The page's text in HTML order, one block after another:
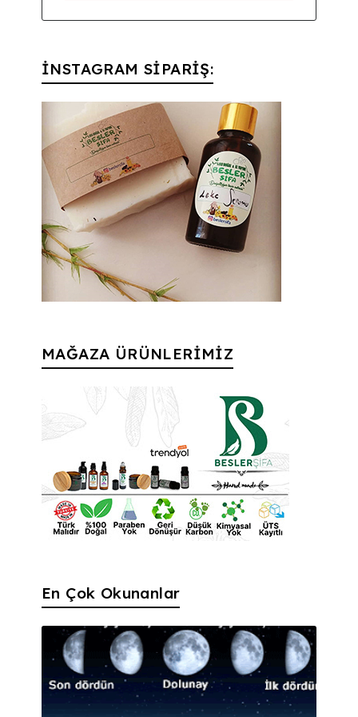
İNSTAGRAM SİPARİŞ:
MAĞAZA ÜRÜNLERİMİZ
En Çok Okunanlar